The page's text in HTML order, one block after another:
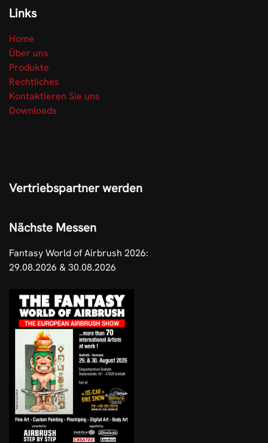
Links
Home
Über uns
Produkte
Rechtliches
Kontaktieren Sie uns
Downloads
Vertriebspartner werden
Nächste Messen
Fantasy World of Airbrush 2026:
29.08.2026 & 30.08.2026